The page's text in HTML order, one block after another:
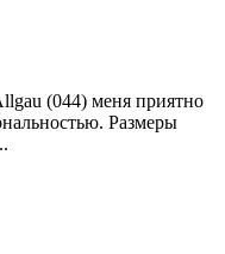
(044) меня приятно
Размеры